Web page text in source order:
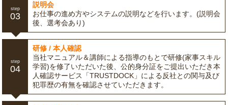
step
03
説明会
お仕事の進め方やシステムの説明などを行います。(説明会
後、選考会あり)
step
04
研修 / 本人確認
当社マニュアル＆講師による指導のもとで研修(家事スキル
学習)を修了いただいた後、公的身分証をご提出いただき本
人確認サービス「TRUSTDOCK」による反社との関与及び
犯罪歴の有無を確認させていただきます。